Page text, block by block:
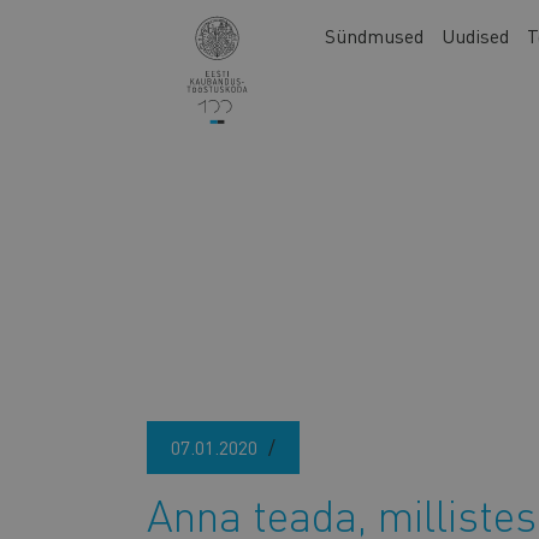
Main
Sündmused Uudised
07.01.2020
Anna teada, millistes